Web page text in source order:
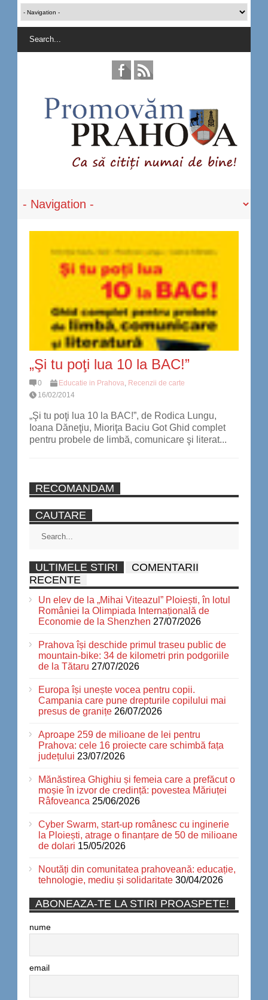
„Şi tu poţi lua 10 la BAC!”
0 Educatie in Prahova, Recenzii de carte
16/02/2014
„Şi tu poţi lua 10 la BAC!”, de Rodica Lungu,
Ioana Dăneţiu, Mioriţa Baciu Got Ghid complet
pentru probele de limbă, comunicare şi literat...
RECOMANDAM
CAUTARE
ULTIMELE STIRI
COMENTARII
RECENTE
Un elev de la „Mihai Viteazul” Ploiești, în lotul
României la Olimpiada Internațională de
Economie de la Shenzhen 27/07/2026
Prahova își deschide primul traseu public de
mountain-bike: 34 de kilometri prin podgoriile
de la Tătaru 27/07/2026
Europa își unește vocea pentru copii.
Campania care pune drepturile copilului mai
presus de granițe 26/07/2026
Aproape 259 de milioane de lei pentru
Prahova: cele 16 proiecte care schimbă fața
județului 23/07/2026
Mănăstirea Ghighiu și femeia care a prefăcut o
moșie în izvor de credință: povestea Măriuței
Râfoveanca 25/06/2026
Cyber Swarm, start-up românesc cu inginerie
la Ploiești, atrage o finanțare de 50 de milioane
de dolari 15/05/2026
Noutăți din comunitatea prahoveană: educație,
tehnologie, mediu și solidaritate 30/04/2026
ABONEAZA-TE LA STIRI PROASPETE!
nume
email